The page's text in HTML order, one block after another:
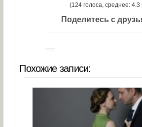
(124 голоса, среднее: 4.3
Поделитесь с
Похожие записи: